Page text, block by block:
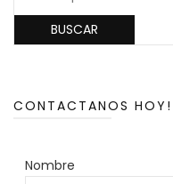
BUSCAR
CONTACTANOS HOY!
Nombre